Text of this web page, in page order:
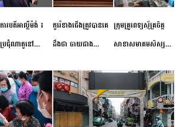
ារបតីអាល្លឺម៉ង់ ៖
ប្រជុំណាតូនៅ
ខនឹងបញ្ជូនសញ្ញា
ាពស្អិតរមួត និង
េជ្ញាចិត្ត
កូរ៉េខាងជើងត្រូវបានគេ
ដឹងថា ចាយជាង
អភិវឌ្ឍន៍នុយក្លេអ៊ែរ
ក្រុមគ្រូពេទ្យស្ម័គ្រចិត្ត
សាខាសមាគមសិស្ស
ខេត្តកំពង់ចាម ចុះពិនិត្យ
ពិគ្រោះជំងឺទូទៅ និងផ្តល់
ថ្នាំពេទ្យជូនប្រជាពលរដ្ឋ